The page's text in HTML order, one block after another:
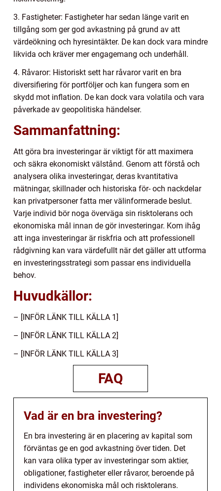
3. Fastigheter: Fastigheter har sedan länge varit en
tillgång som ger god avkastning på grund av att
värdeökning och hyresintäkter. De kan dock vara mindre
likvida och kräver mer engagemang och underhåll.
4. Råvaror: Historiskt sett har råvaror varit en bra
diversifiering för portföljer och kan fungera som en
skydd mot inflation. De kan dock vara volatila och vara
påverkade av geopolitiska händelser.
Sammanfattning:
Att göra bra investeringar är viktigt för att maximera
och säkra ekonomiskt välstånd. Genom att förstå och
analysera olika investeringar, deras kvantitativa
mätningar, skillnader och historiska för- och nackdelar
kan privatpersoner fatta mer välinformerade beslut.
Varje individ bör noga överväga sin risktolerans och
ekonomiska mål innan de gör investeringar. Kom ihåg
att inga investeringar är riskfria och att professionell
rådgivning kan vara värdefullt när det gäller att utforma
en investeringsstrategi som passar ens individuella
behov.
Huvudkällor:
– [INFÖR LÄNK TILL KÄLLA 1]
– [INFÖR LÄNK TILL KÄLLA 2]
– [INFÖR LÄNK TILL KÄLLA 3]
FAQ
Vad är en bra investering?
En bra investering är en placering av kapital som
förväntas ge en god avkastning över tiden. Det
kan vara olika typer av investeringar som aktier,
obligationer, fastigheter eller råvaror, beroende på
individens ekonomiska mål och risktolerans.